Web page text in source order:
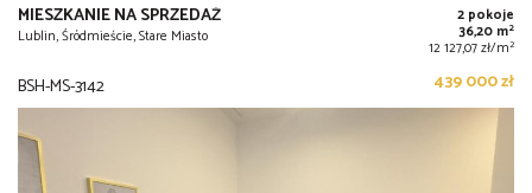
MIESZKANIE NA SPRZEDAŻ
Lublin, Śródmieście, Stare Miasto
2 pokoje
36,20 m2
12 127,07 zł/m2
BSH-MS-3142 439 000 zł